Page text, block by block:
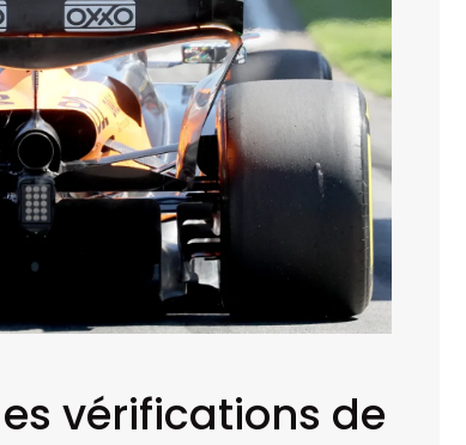
vérifications de